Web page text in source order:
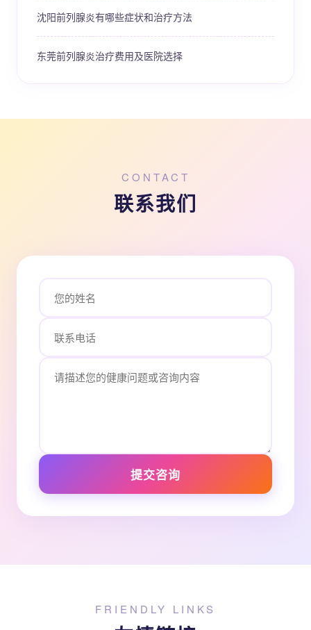
沈阳前列腺炎有哪些症状和治疗方法
东莞前列腺炎治疗费用及医院选择
CONTACT
联系我们
提交咨询
FRIENDLY LINKS